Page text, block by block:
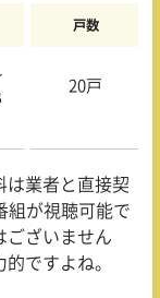
戸数
20戸
は業者と直接契
組が視聴可能で
ございません
ですよね。